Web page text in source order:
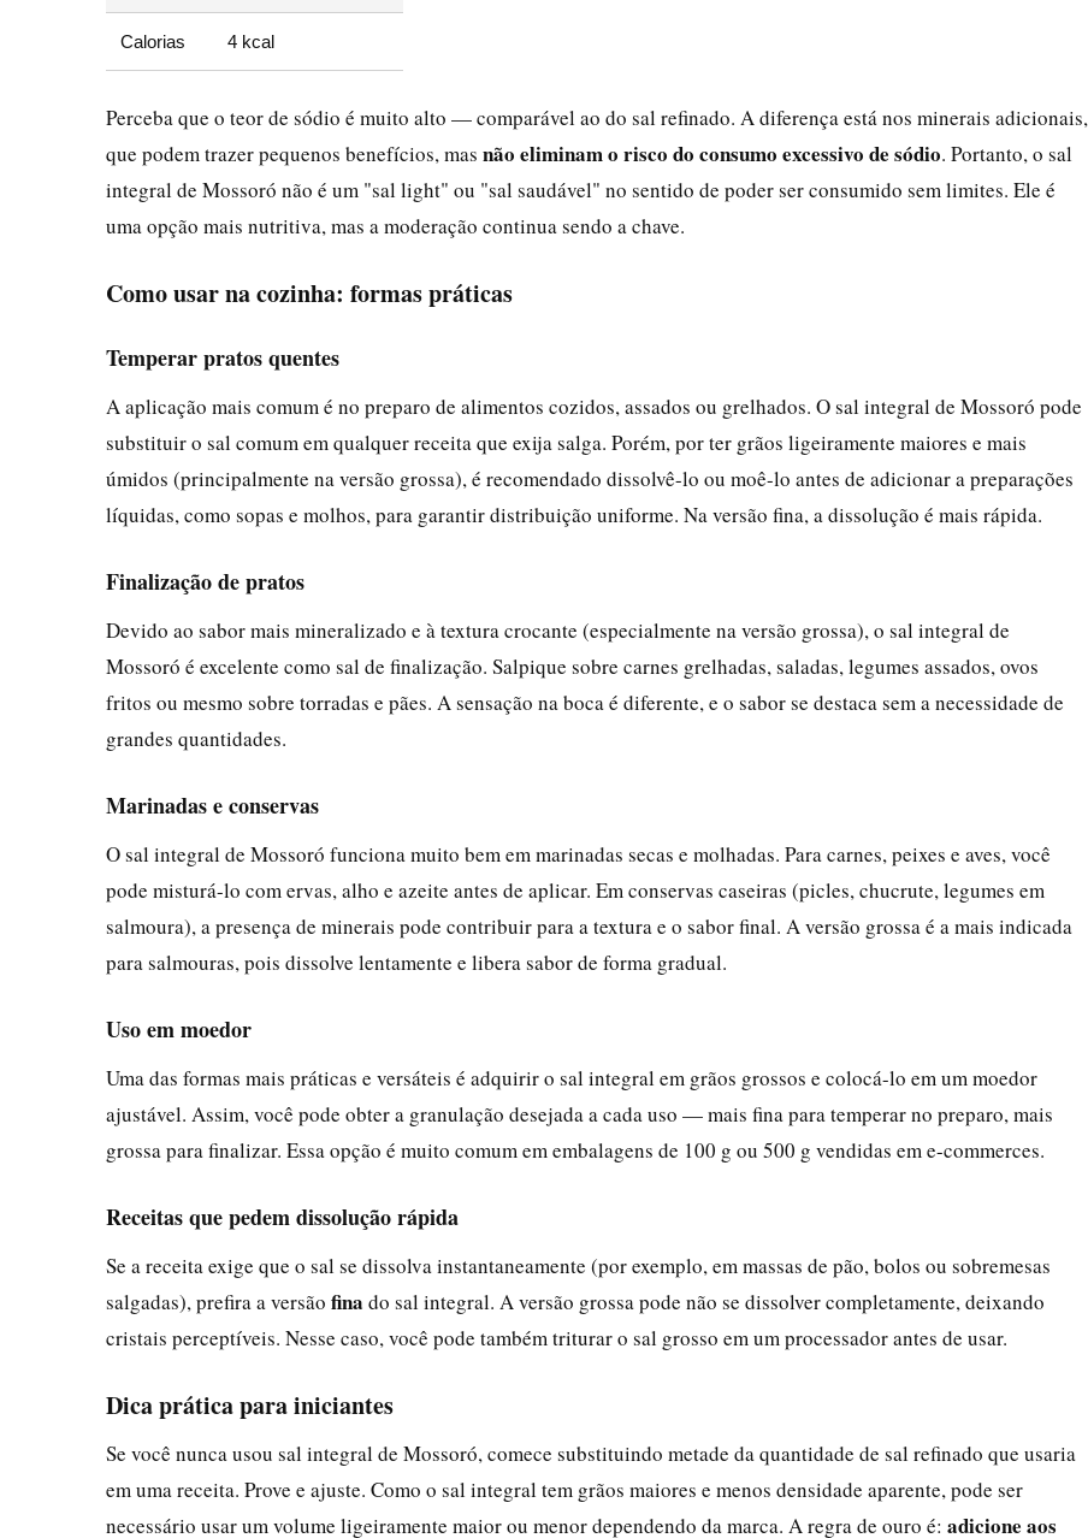
Calorias 4 kcal
Perceba que o teor de sódio é muito alto — comparável ao do sal refinado. A diferença está nos minerais adicionais,
que podem trazer pequenos benefícios, mas não eliminam o risco do consumo excessivo de sódio. Portanto, o sal
integral de Mossoró não é um "sal light" ou "sal saudável" no sentido de poder ser consumido sem limites. Ele é
uma opção mais nutritiva, mas a moderação continua sendo a chave.
Como usar na cozinha: formas práticas
Temperar pratos quentes
A aplicação mais comum é no preparo de alimentos cozidos, assados ou grelhados. O sal integral de Mossoró pode
substituir o sal comum em qualquer receita que exija salga. Porém, por ter grãos ligeiramente maiores e mais
úmidos (principalmente na versão grossa), é recomendado dissolvê-lo ou moê-lo antes de adicionar a preparações
líquidas, como sopas e molhos, para garantir distribuição uniforme. Na versão fina, a dissolução é mais rápida.
Finalização de pratos
Devido ao sabor mais mineralizado e à textura crocante (especialmente na versão grossa), o sal integral de
Mossoró é excelente como sal de finalização. Salpique sobre carnes grelhadas, saladas, legumes assados, ovos
fritos ou mesmo sobre torradas e pães. A sensação na boca é diferente, e o sabor se destaca sem a necessidade de
grandes quantidades.
Marinadas e conservas
O sal integral de Mossoró funciona muito bem em marinadas secas e molhadas. Para carnes, peixes e aves, você
pode misturá-lo com ervas, alho e azeite antes de aplicar. Em conservas caseiras (picles, chucrute, legumes em
salmoura), a presença de minerais pode contribuir para a textura e o sabor final. A versão grossa é a mais indicada
para salmouras, pois dissolve lentamente e libera sabor de forma gradual.
Uso em moedor
Uma das formas mais práticas e versáteis é adquirir o sal integral em grãos grossos e colocá-lo em um moedor
ajustável. Assim, você pode obter a granulação desejada a cada uso — mais fina para temperar no preparo, mais
grossa para finalizar. Essa opção é muito comum em embalagens de 100 g ou 500 g vendidas em e-commerces.
Receitas que pedem dissolução rápida
Se a receita exige que o sal se dissolva instantaneamente (por exemplo, em massas de pão, bolos ou sobremesas
salgadas), prefira a versão fina do sal integral. A versão grossa pode não se dissolver completamente, deixando
cristais perceptíveis. Nesse caso, você pode também triturar o sal grosso em um processador antes de usar.
Dica prática para iniciantes
Se você nunca usou sal integral de Mossoró, comece substituindo metade da quantidade de sal refinado que usaria
em uma receita. Prove e ajuste. Como o sal integral tem grãos maiores e menos densidade aparente, pode ser
necessário usar um volume ligeiramente maior ou menor dependendo da marca. A regra de ouro é: adicione aos